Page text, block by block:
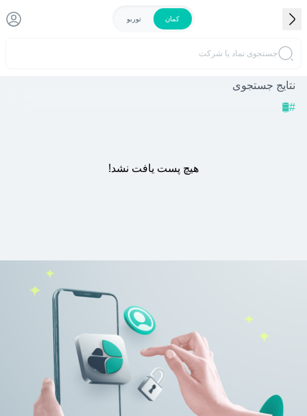
کمان توربو
جستجوی نماد یا شرکت
نتایج جستجوی
#
🛢
هیچ پست یافت نشد!